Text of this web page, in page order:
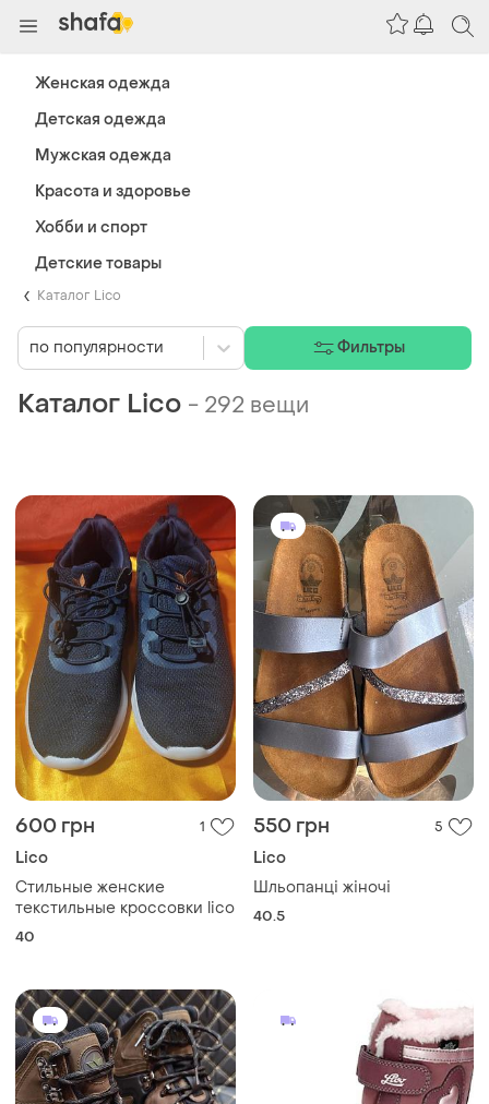
Каталог Lico
Каталог Lico - 292 вещи
600 грн 1
Lico
Стильные женские
текстильные кроссовки lico
40
550 грн 5
Lico
Шльопанці жіночі
40.5
по популярности Фильтры
Женская одежда
Детская одежда
Мужская одежда
Красота и здоровье
Хобби и спорт
Детские товары